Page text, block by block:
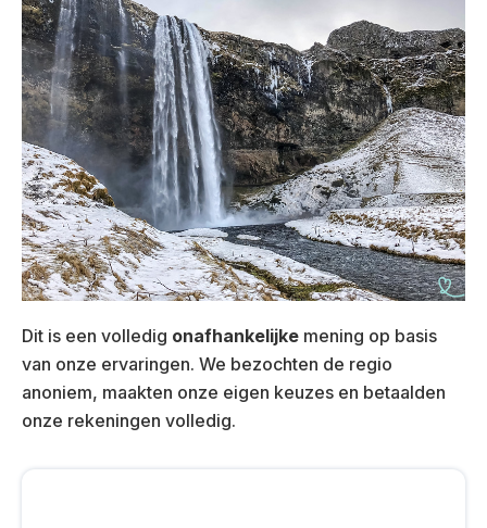
Dit is een volledig onafhankelijke mening op basis
van onze ervaringen. We bezochten de regio
anoniem, maakten onze eigen keuzes en betaalden
onze rekeningen volledig.